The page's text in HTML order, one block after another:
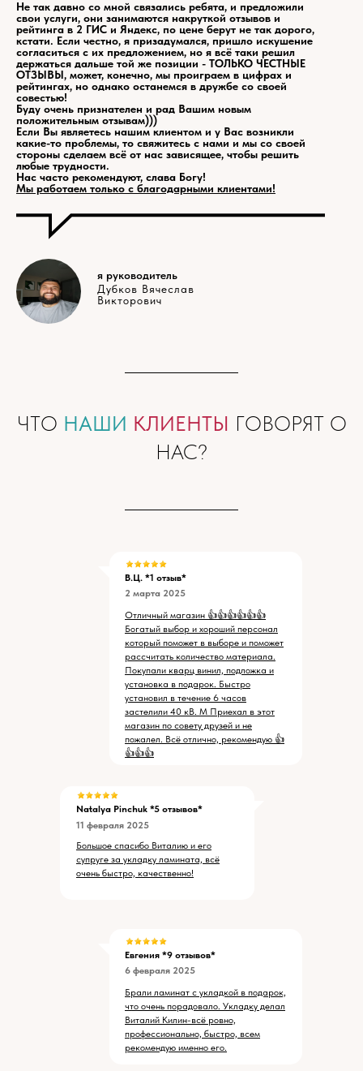
Не так давно со мной связались ребята, и предложили
свои услуги, они занимаются накруткой отзывов и
рейтинга в 2 ГИС и Яндекс, по цене берут не так дорого,
кстати. Если честно, я призадумался, пришло искушение
согласиться с их предложением, но я всё таки решил
держаться дальше той же позиции - ТОЛЬКО ЧЕСТНЫЕ
ОТЗЫВЫ, может, конечно, мы проиграем в цифрах и
рейтингах, но однако останемся в дружбе со своей
совестью!
Буду очень признателен и рад Вашим новым
положительным отзывам)))
Если Вы являетесь нашим клиентом и у Вас возникли
какие-то проблемы, то свяжитесь с нами и мы со своей
стороны сделаем всё от нас зависящее, чтобы решить
любые трудности.
Нас часто рекомендуют, слава Богу!
Мы работаем только с благодарными клиентами!
я руководитель
Дубков Вячеслав
Викторович
ЧТО НАШИ КЛИЕНТЫ ГОВОРЯТ О
НАС?
Natalya Pinchuk *5 отзывов*
11 февраля 2025
Большое спасибо Виталию и его
супруге за укладку ламината, всё
очень быстро, качественно!
В.Ц. *1 отзыв*
Отличный магазин 👍👍👍👍👍👍
Богатый выбор и хороший персонал
который поможет в выборе и поможет
рассчитать количество материала.
Покупали кварц винил, подложка и
установка в подарок. Быстро
установил в течение 6 часов
застелили 40 кВ. М Приехал в этот
магазин по совету друзей и не
пожалел. Всё отлично, рекомендую 👍
👍👍👍
2 марта 2025
Евгения *9 отзывов*
Брали ламинат с укладкой в подарок,
что очень порадовало. Укладку делал
Виталий Килин-всё ровно,
профессионально, быстро, всем
рекомендую именно его.
6 февраля 2025